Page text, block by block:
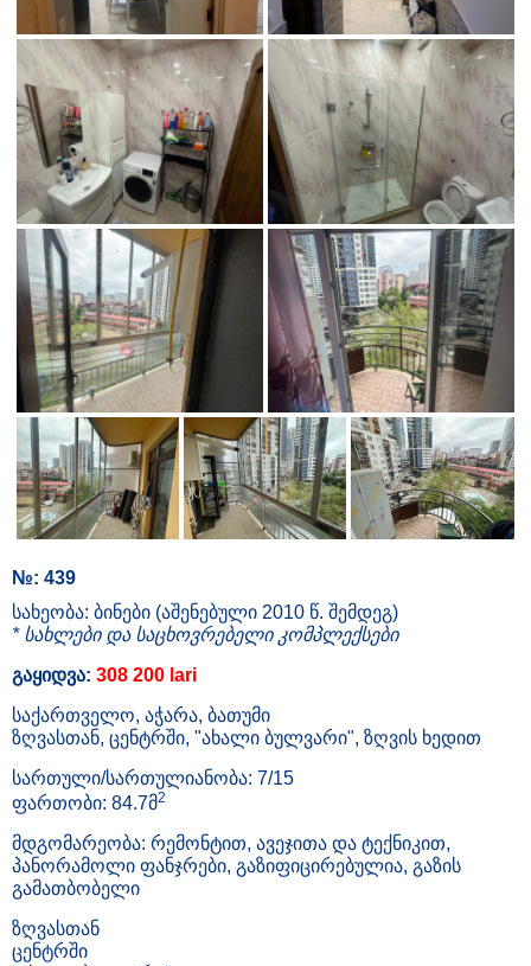
№: 439
სახეობა: ბინები (აშენებული 2010 წ. შემდეგ)
* სახლები და საცხოვრებელი კომპლექსები
გაყიდვა: 308 200 lari
საქართველო, აჭარა, ბათუმი
ზღვასთან, ცენტრში, "ახალი ბულვარი", ზღვის ხედით
სართული/სართულიანობა: 7/15
ფართობი: 84.7მ2
მდგომარეობა: რემონტით, ავეჯითა და ტექნიკით,
პანორამოლი ფანჯრები, გაზიფიცირებულია, გაზის
გამათბობელი
ზღვასთან
ცენტრში